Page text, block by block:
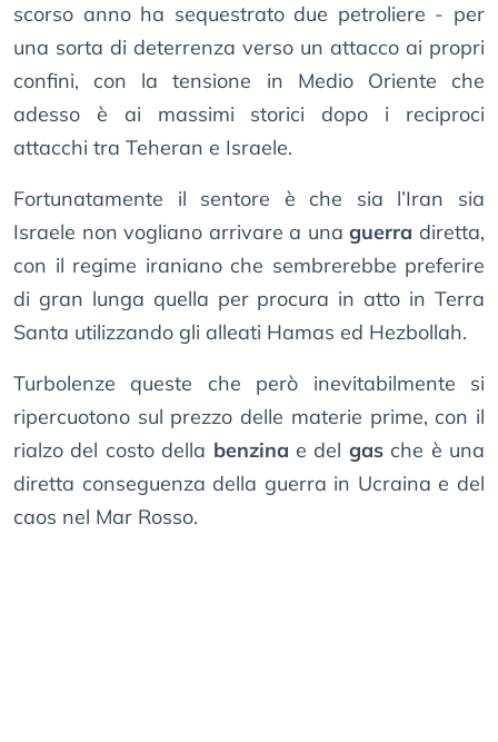
scorso anno ha sequestrato due petroliere - per
una sorta di deterrenza verso un attacco ai propri
confini, con la tensione in Medio Oriente che
adesso è ai massimi storici dopo i reciproci
attacchi tra Teheran e Israele.
Fortunatamente il sentore è che sia l’Iran sia
Israele non vogliano arrivare a unaguerra diretta,
con il regime iraniano che sembrerebbe preferire
di gran lunga quella per procura in atto in Terra
Santa utilizzando gli alleati Hamas ed Hezbollah.
Turbolenze queste che però inevitabilmente si
ripercuotono sul prezzo delle materie prime, con il
rialzo del costo della benzina e del gasche è una
diretta conseguenza della guerra in Ucraina e del
caos nel Mar Rosso.